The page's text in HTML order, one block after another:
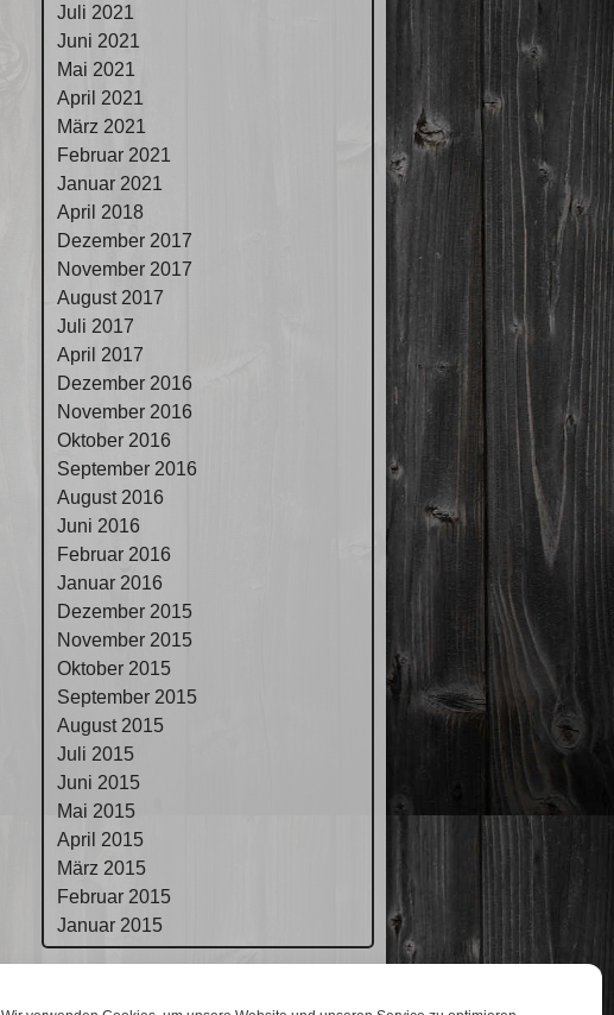
Juli 2021
Juni 2021
Mai 2021
April 2021
März 2021
Februar 2021
Januar 2021
April 2018
Dezember 2017
November 2017
August 2017
Juli 2017
April 2017
Dezember 2016
November 2016
Oktober 2016
September 2016
August 2016
Juni 2016
Februar 2016
Januar 2016
Dezember 2015
November 2015
Oktober 2015
September 2015
August 2015
Juli 2015
Juni 2015
Mai 2015
April 2015
März 2015
Februar 2015
Januar 2015